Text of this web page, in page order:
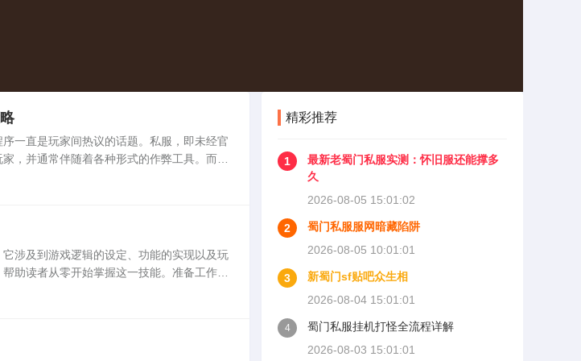
直是玩家间热议的话题。私服，即未经官
，并通常伴随着各种形式的作弊工具。而脚
打怪、自动寻路、自动挂机等，这些工具在
涉及到游戏逻辑的设定、功能的实现以及玩
助读者从零开始掌握这一技能。准备工作在
蜀门私服游戏的基本规则和玩法，熟悉游戏
精彩推荐
1
最新老蜀门私服实测：怀旧服还能撑多
久
2026-08-05 15:01:02
2
蜀门私服服网暗藏陷阱
2026-08-05 10:01:01
3
新蜀门sf贴吧众生相
2026-08-04 15:01:01
4
蜀门私服挂机打怪全流程详解
2026-08-03 15:01:01